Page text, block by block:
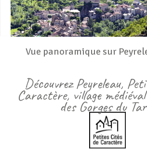
Vue panoramique sur
Découvrez Peyreleau,
Caractère, village
des Gorges du